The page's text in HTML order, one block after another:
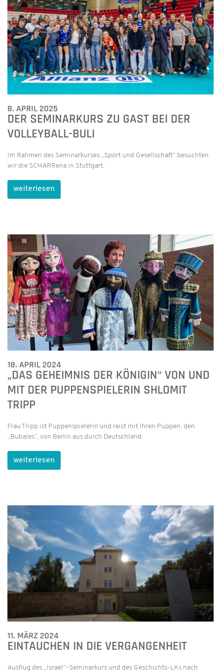
8. APRIL 2025
DER SEMINARKURS ZU GAST BEI DER
VOLLEYBALL-BULI
Im Rahmen des Seminarkurses „Sport und Gesellschaft“ besuchten
wir die SCHARRena in Stuttgart.
weiterlesen
18. APRIL 2024
„DAS GEHEIMNIS DER KÖNIGIN“ VON UND
MIT DER PUPPENSPIELERIN SHLOMIT
TRIPP
Frau Tripp ist Puppenspielerin und reist mit ihren Puppen, den
„Bubales“, von Berlin aus durch Deutschland.
weiterlesen
11. MÄRZ 2024
EINTAUCHEN IN DIE VERGANGENHEIT
Ausflug des „Israel“-Seminarkurs und des Geschichts-LKs nach